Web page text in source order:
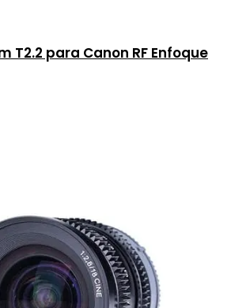
T2.2 para Canon RF Enfoque